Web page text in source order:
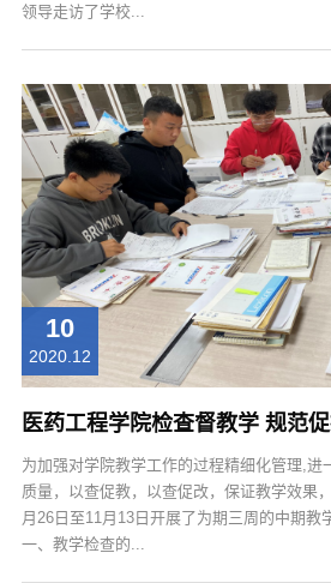
领导走访了学校...
10
2020.12
医药工程学院检查督教学 规范
为加强对学院教学工作的过程精细化管理,进
质量，以查促教，以查促改，保证教学效果
月26日至11月13日开展了为期三周的中期教
一、教学检查的...